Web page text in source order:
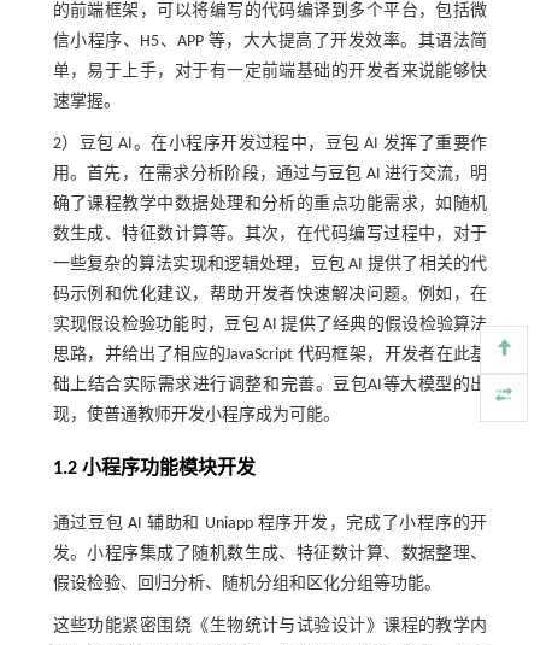
的前端框架，可以将编写的代码编译到多个平台，包括微
信小程序、H5、APP 等，大大提高了开发效率。其语法简
单，易于上手，对于有一定前端基础的开发者来说能够快
速掌握。
2）豆包 AI。在小程序开发过程中，豆包 AI 发挥了重要作
用。首先，在需求分析阶段，通过与豆包 AI 进行交流，明
确了课程教学中数据处理和分析的重点功能需求，如随机
数生成、特征数计算等。其次，在代码编写过程中，对于
一些复杂的算法实现和逻辑处理，豆包 AI 提供了相关的代
码示例和优化建议，帮助开发者快速解决问题。例如，在
实现假设检验功能时，豆包 AI 提供了经典的假设检验算法
思路，并给出了相应的JavaScript 代码框架，开发者在此基
础上结合实际需求进行调整和完善。豆包AI等大模型的出
现，使普通教师开发小程序成为可能。
1.2 小程序功能模块开发
通过豆包 AI 辅助和 Uniapp 程序开发，完成了小程序的开
发。小程序集成了随机数生成、特征数计算、数据整理、
假设检验、回归分析、随机分组和区化分组等功能。
这些功能紧密围绕《生物统计与试验设计》课程的教学内